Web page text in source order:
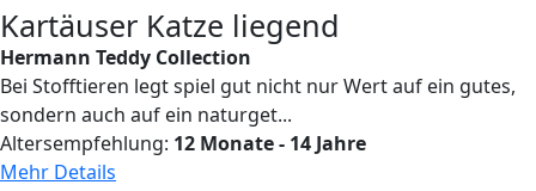
Kartäuser Katze liegend
Hermann Teddy Collection
Bei Stofftieren legt spiel gut nicht nur Wert auf ein gutes,
sondern auch auf ein naturget...
Altersempfehlung: 12 Monate - 14 Jahre
Mehr Details